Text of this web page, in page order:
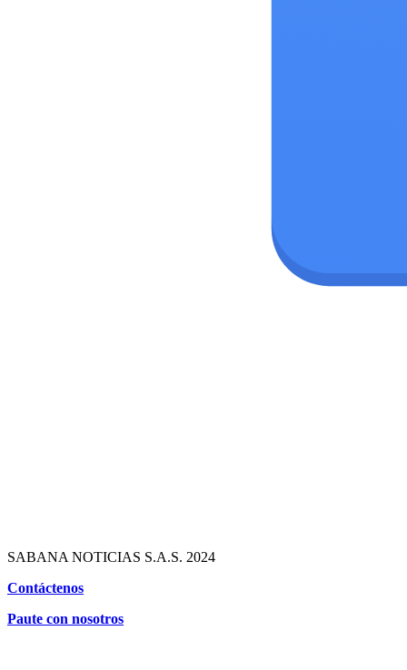
SABANA NOTICIAS S.A.S. 2024
Contáctenos
Paute con nosotros